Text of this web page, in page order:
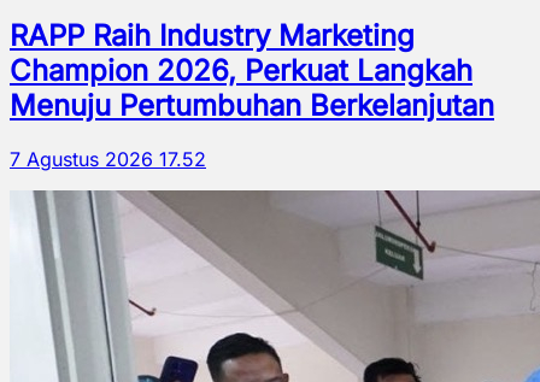
RAPP Raih Industry Marketing
Champion 2026, Perkuat Langkah
Menuju Pertumbuhan Berkelanjutan
7 Agustus 2026 17.52